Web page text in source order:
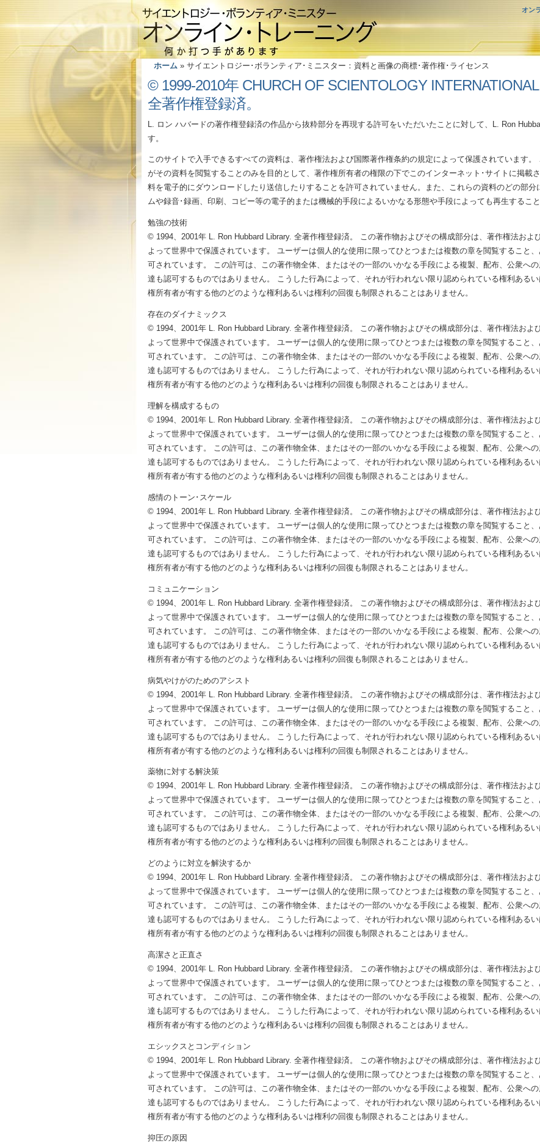
オン
ホーム » サイエントロジー･ボランティア･ミニスター：資料と画像の商標･著作権･ライセンス
© 1999-2010年 CHURCH OF SCIENTOLOGY
全著作権登録済。
L. ロン ハバードの著作権登録済の作品から抜粋部分を再現する許可をいただいたことに対して、L. Ron
す。
このサイトで入手できるすべての資料は、著作権法および国際著作権条約の規定によって保護されています
がその資料を閲覧することのみを目的として、著作権所有者の権限の下でこのインターネット･サイトに掲載
料を電子的にダウンロードしたり送信したりすることを許可されていません。また、これらの資料のどの部
ムや録音･録画、印刷、コピー等の電子的または機械的手段によるいかなる形態や手段によっても再生するこ
勉強の技術
© 1994、2001年 L. Ron Hubbard Library. 全著作権登録済。 この著作物およびその構成部分は、著作権法およ
よって世界中で保護されています。 ユーザーは個人的な使用に限ってひとつまたは複数の章を閲覧すること
可されています。 この許可は、この著作物全体、またはその一部のいかなる手段による複製、配布、公衆へ
達も認可するものではありません。 こうした行為によって、それが行われない限り認められている権利ある
権所有者が有する他のどのような権利あるいは権利の回復も制限されることはありません。
存在のダイナミックス
© 1994、2001年 L. Ron Hubbard Library. 全著作権登録済。 この著作物およびその構成部分は、著作権法およ
よって世界中で保護されています。 ユーザーは個人的な使用に限ってひとつまたは複数の章を閲覧すること
可されています。 この許可は、この著作物全体、またはその一部のいかなる手段による複製、配布、公衆へ
達も認可するものではありません。 こうした行為によって、それが行われない限り認められている権利ある
権所有者が有する他のどのような権利あるいは権利の回復も制限されることはありません。
理解を構成するもの
© 1994、2001年 L. Ron Hubbard Library. 全著作権登録済。 この著作物およびその構成部分は、著作権法およ
よって世界中で保護されています。 ユーザーは個人的な使用に限ってひとつまたは複数の章を閲覧すること
可されています。 この許可は、この著作物全体、またはその一部のいかなる手段による複製、配布、公衆へ
達も認可するものではありません。 こうした行為によって、それが行われない限り認められている権利ある
権所有者が有する他のどのような権利あるいは権利の回復も制限されることはありません。
感情のトーン･スケール
© 1994、2001年 L. Ron Hubbard Library. 全著作権登録済。 この著作物およびその構成部分は、著作権法およ
よって世界中で保護されています。 ユーザーは個人的な使用に限ってひとつまたは複数の章を閲覧すること
可されています。 この許可は、この著作物全体、またはその一部のいかなる手段による複製、配布、公衆へ
達も認可するものではありません。 こうした行為によって、それが行われない限り認められている権利ある
権所有者が有する他のどのような権利あるいは権利の回復も制限されることはありません。
コミュニケーション
© 1994、2001年 L. Ron Hubbard Library. 全著作権登録済。 この著作物およびその構成部分は、著作権法およ
よって世界中で保護されています。 ユーザーは個人的な使用に限ってひとつまたは複数の章を閲覧すること
可されています。 この許可は、この著作物全体、またはその一部のいかなる手段による複製、配布、公衆へ
達も認可するものではありません。 こうした行為によって、それが行われない限り認められている権利ある
権所有者が有する他のどのような権利あるいは権利の回復も制限されることはありません。
病気やけがのためのアシスト
© 1994、2001年 L. Ron Hubbard Library. 全著作権登録済。 この著作物およびその構成部分は、著作権法およ
よって世界中で保護されています。 ユーザーは個人的な使用に限ってひとつまたは複数の章を閲覧すること
可されています。 この許可は、この著作物全体、またはその一部のいかなる手段による複製、配布、公衆へ
達も認可するものではありません。 こうした行為によって、それが行われない限り認められている権利ある
権所有者が有する他のどのような権利あるいは権利の回復も制限されることはありません。
薬物に対する解決策
© 1994、2001年 L. Ron Hubbard Library. 全著作権登録済。 この著作物およびその構成部分は、著作権法およ
よって世界中で保護されています。 ユーザーは個人的な使用に限ってひとつまたは複数の章を閲覧すること
可されています。 この許可は、この著作物全体、またはその一部のいかなる手段による複製、配布、公衆へ
達も認可するものではありません。 こうした行為によって、それが行われない限り認められている権利ある
権所有者が有する他のどのような権利あるいは権利の回復も制限されることはありません。
どのように対立を解決するか
© 1994、2001年 L. Ron Hubbard Library. 全著作権登録済。 この著作物およびその構成部分は、著作権法およ
よって世界中で保護されています。 ユーザーは個人的な使用に限ってひとつまたは複数の章を閲覧すること
可されています。 この許可は、この著作物全体、またはその一部のいかなる手段による複製、配布、公衆へ
達も認可するものではありません。 こうした行為によって、それが行われない限り認められている権利ある
権所有者が有する他のどのような権利あるいは権利の回復も制限されることはありません。
高潔さと正直さ
© 1994、2001年 L. Ron Hubbard Library. 全著作権登録済。 この著作物およびその構成部分は、著作権法およ
よって世界中で保護されています。 ユーザーは個人的な使用に限ってひとつまたは複数の章を閲覧すること
可されています。 この許可は、この著作物全体、またはその一部のいかなる手段による複製、配布、公衆へ
達も認可するものではありません。 こうした行為によって、それが行われない限り認められている権利ある
権所有者が有する他のどのような権利あるいは権利の回復も制限されることはありません。
エシックスとコンディション
© 1994、2001年 L. Ron Hubbard Library. 全著作権登録済。 この著作物およびその構成部分は、著作権法およ
よって世界中で保護されています。 ユーザーは個人的な使用に限ってひとつまたは複数の章を閲覧すること
可されています。 この許可は、この著作物全体、またはその一部のいかなる手段による複製、配布、公衆へ
達も認可するものではありません。 こうした行為によって、それが行われない限り認められている権利ある
権所有者が有する他のどのような権利あるいは権利の回復も制限されることはありません。
抑圧の原因